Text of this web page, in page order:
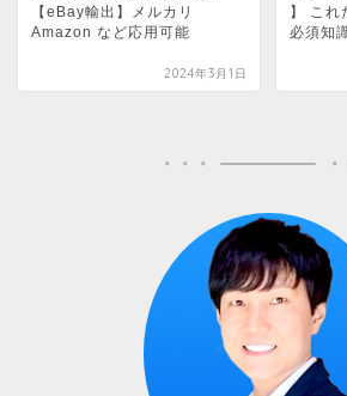
【eBay輸出】メルカリ
Amazon など応用可能
2024年3月1日
】 これ
必須知